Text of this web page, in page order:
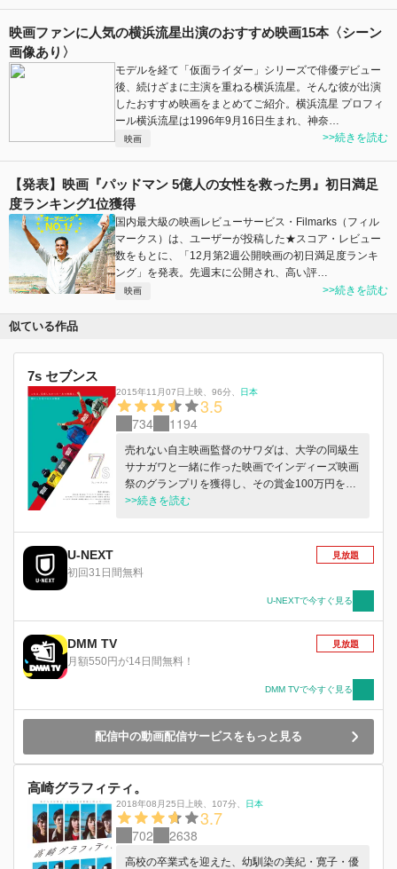
映画ファンに人気の横浜流星出演のおすすめ映画15本〈シーン
画像あり〉
モデルを経て「仮面ライダー」シリーズで俳優デビュー
後、続けざまに主演を重ねる横浜流星。そんな彼が出演
したおすすめ映画をまとめてご紹介。横浜流星 プロフィ
ール横浜流星は1996年9月16日生まれ、神奈…
映画 >>続きを読む
【発表】映画『パッドマン 5億人の女性を救った男』初日満足
度ランキング1位獲得
国内最大級の映画レビューサービス・Filmarks（フィル
マークス）は、ユーザーが投稿した★スコア・レビュー
数をもとに、「12月第2週公開映画の初日満足度ランキ
ング」を発表。先週末に公開され、高い評…
映画 >>続きを読む
似ている作品
7s セブンス
2015年11月07日上映 96分 日本
3.5
734 1194
売れない自主映画監督のサワダは、大学の同級生
サナガワと一緒に作った映画でインディーズ映画
祭のグランプリを獲得し、その賞金100万円をも
とに更に大きな映画を作ろうと意気込む。アルバ
と意気投合し、自分の映画に出演してもらうこと
に。劇団のメンバーには、売れっ子お笑い芸人や
人気モデルなど、サワダにとってもまたとないチ
天才詐欺集団の映画だった。いよいよ映画がクラ
ンクイン。序盤の撮影は順調そのものだったが、
徐々にその空気に暗雲が立ち込め映画『7ｓ』は
未完のまま撮影がストップしてしまう…。
>>続きを読む
U-NEXT
初回31日間無料
見放題
U-NEXTで今すぐ見る
DMM TV
月額550円が14日間無料！
見放題
DMM TVで今すぐ見る
配信中の動画配信サービスをもっと見る
高崎グラフィティ。
2018年08月25日上映 107分 日本
3.7
702 2638
高校の卒業式を迎えた、幼馴染の美紀・寛子・優